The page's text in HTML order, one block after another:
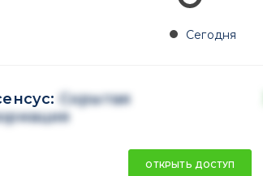
Сегодня
Скрытая
ОТКРЫТЬ ДОСТУП